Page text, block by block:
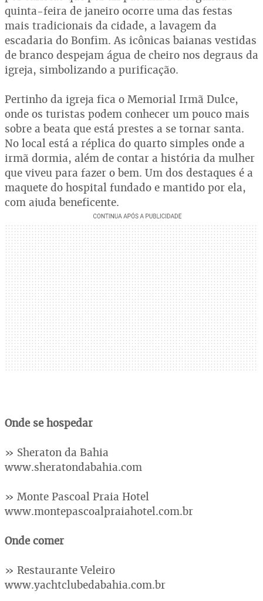
quinta-feira de janeiro ocorre uma das festas
mais tradicionais da cidade, a lavagem da
escadaria do Bonfim. As icônicas baianas vestidas
de branco despejam água de cheiro nos degraus da
igreja, simbolizando a purificação.
Pertinho da igreja fica o Memorial Irmã Dulce,
onde os turistas podem conhecer um pouco mais
sobre a beata que está prestes a se tornar santa.
No local está a réplica do quarto simples onde a
irmã dormia, além de contar a história da mulher
que viveu para fazer o bem. Um dos destaques é a
maquete do hospital fundado e mantido por ela,
com ajuda beneficente.
Onde se hospedar
» Sheraton da Bahia
www.sheratondabahia.com
» Monte Pascoal Praia Hotel
www.montepascoalpraiahotel.com.br
Onde comer
» Restaurante Veleiro
www.yachtclubedabahia.com.br